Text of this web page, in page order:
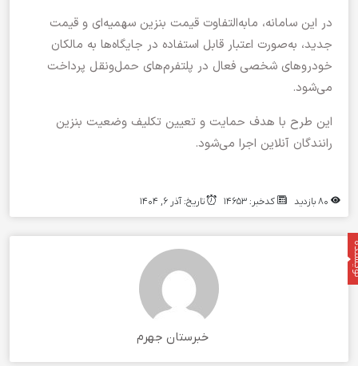
در این سامانه، مابه‌التفاوت قیمت بنزین سهمیه‌ای و قیمت
جدید، به‌صورت اعتبار قابل استفاده در جایگاه‌ها به مالکان
خودروهای شخصی فعال در پلتفرم‌های حمل‌ونقل پرداخت
می‌شود.
این طرح با هدف حمایت و تعیین تکلیف وضعیت بنزین
رانندگان آنلاین اجرا می‌شود.
کدخبر: 14653 تاریخ: آذر 6, 1404
خبرستان جهرم